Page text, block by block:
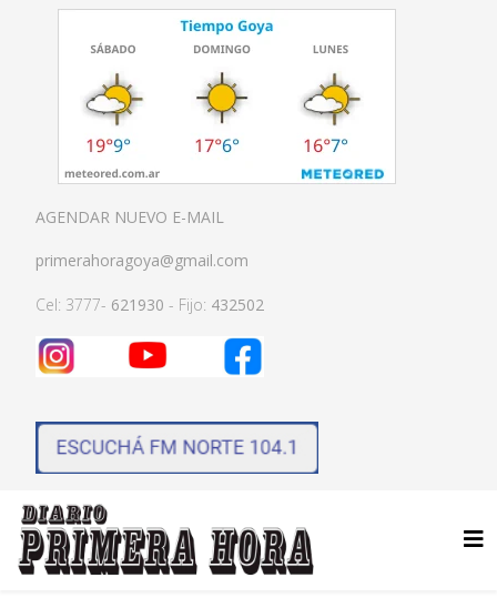
AGENDAR NUEVO E-MAIL
primerahoragoya@gmail.com
Cel: 3777- 621930 - Fijo: 432502